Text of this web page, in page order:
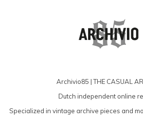
Archivio85 | THE CASUAL
Dutch independent online
Specialized in vintage archive pieces and